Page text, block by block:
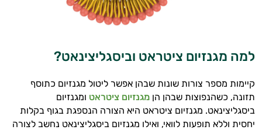
למה מגנזיום ציטראט וביסגליצינאט?
קיימות מספר צורות שונות שבהן אפשר ליטול מגנזיום כתוסף
תזונה, כשהנפוצות שבהן הן מגנזיום ציטראט ומגנזיום
ביסגליצינאט. מגנזיום ציטראט היא הצורה הנספגת בגוף בקלות
יחסית וללא תופעות לוואי, ואילו מגנזיום ביסגליצינאט נחשב לצורה
אני כאן כדי לעזור לך להתאים את תוספי
התזונה ומוצרי הבריאות המדויקים למטרות
עובדים יחד כדי למקסם תוצאות גם בחיי היום
יום וגם בתחום הכושר והספורט.
המטרה שלי היא להתאים עבורך המלצות
אישיות מבוססות מדעית.
זה הזמן להתחיל. איך אוכל לעזור?